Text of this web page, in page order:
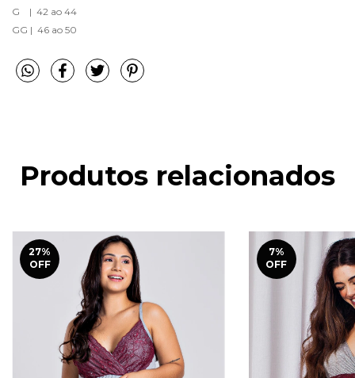
G    |  42 ao 44
GG |  46 ao 50
Produtos relacionados
27%
OFF
7%
OFF